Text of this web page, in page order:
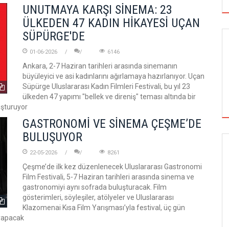
UNUTMAYA KARŞI SİNEMA: 23
ÜLKEDEN 47 KADIN HİKAYESİ UÇAN
SÜPÜRGE'DE
01-06-2026 6146
Ankara, 2-7 Haziran tarihleri arasında sinemanın
büyüleyici ve asi kadınlarını ağırlamaya hazırlanıyor. Uçan
Süpürge Uluslararası Kadın Filmleri Festivali, bu yıl 23
ülkeden 47 yapımı "bellek ve direniş" teması altında bir
GASTRONOMİ VE SİNEMA ÇEŞME’DE
BULUŞUYOR
22-05-2026 8261
Çeşme’de ilk kez düzenlenecek Uluslararası Gastronomi
Film Festivali, 5-7 Haziran tarihleri arasında sinema ve
gastronomiyi aynı sofrada buluşturacak. Film
gösterimleri, söyleşiler, atölyeler ve Uluslararası
Klazomenai Kısa Film Yarışması’yla festival, üç gün
SANATLAR
İLK
YAPACAK
ALTIN PORTAKAL JÜRİSİNE DERVİŞ ZAİM
BAŞKANLIK EDECEK